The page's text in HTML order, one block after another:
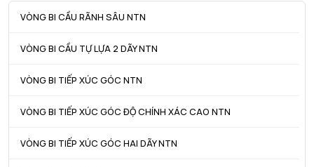
VÒNG BI CẦU RÃNH SÂU NTN
VÒNG BI CẦU TỰ LỰA 2 DÃY NTN
VÒNG BI TIẾP XÚC GÓC NTN
VÒNG BI TIẾP XÚC GÓC ĐỘ CHÍNH XÁC CAO NTN
VÒNG BI TIẾP XÚC GÓC HAI DÃY NTN